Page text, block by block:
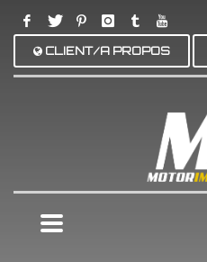
CLIENT/A PROPOS